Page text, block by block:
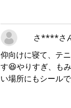
さ****さ
仰向けに寝て、テ
す😆やりすぎ、も
い場所にもシール